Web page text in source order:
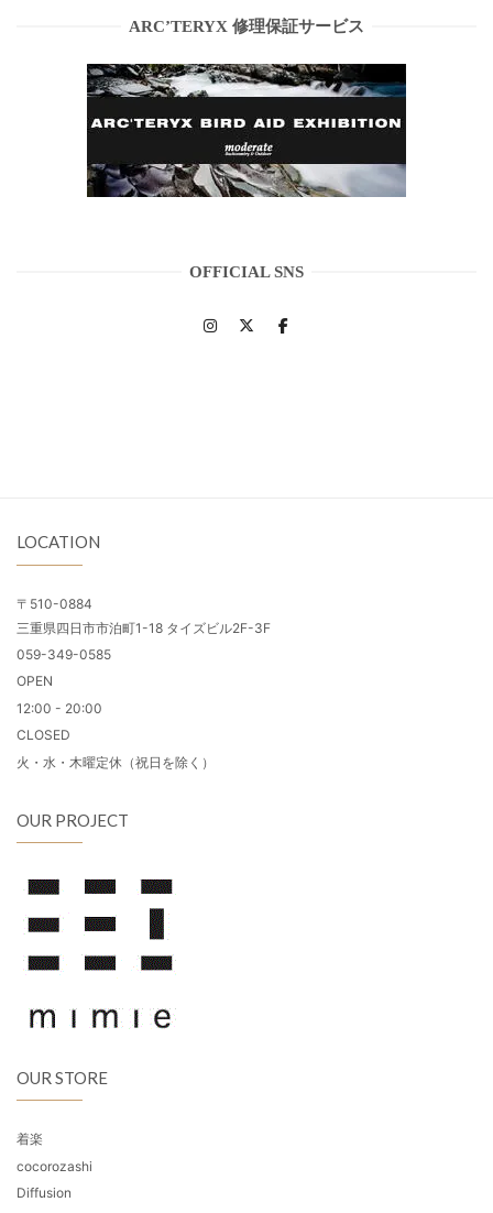
ARC’TERYX 修理保証サービス
OFFICIAL SNS
LOCATION
〒510-0884
三重県四日市市泊町1-18 タイズビル2F-3F
059-349-0585
OPEN
12:00 - 20:00
CLOSED
火・水・木曜定休（祝日を除く）
OUR PROJECT
OUR STORE
着楽
cocorozashi
Diffusion